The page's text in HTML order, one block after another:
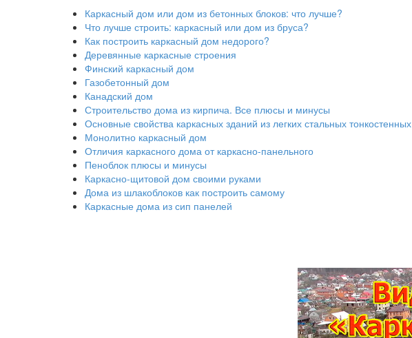
Каркасный дом или дом из бетонных блоков: что лучше?
Что лучше строить: каркасный или дом из бруса?
Как построить каркасный дом недорого?
Деревянные каркасные строения
Финский каркасный дом
Газобетонный дом
Канадский дом
Строительство дома из кирпича. Все плюсы и минусы
Основные свойства каркасных зданий из легких стальных тонкостенных
Монолитно каркасный дом
Отличия каркасного дома от каркасно-панельного
Пеноблок плюсы и минусы
Каркасно-щитовой дом своими руками
Дома из шлакоблоков как построить самому
Каркасные дома из сип панелей